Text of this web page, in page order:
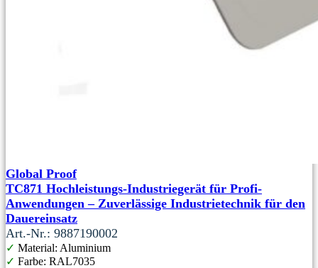
Global Proof
TC871 Hochleistungs-Industriegerät für Profi-
Anwendungen – Zuverlässige Industrietechnik für den
Dauereinsatz
Art.-Nr.: 9887190002
✓ Material: Aluminium
✓ Farbe: RAL7035